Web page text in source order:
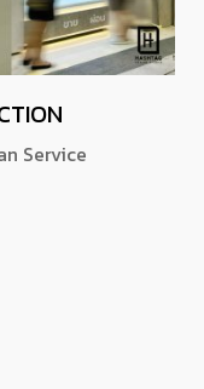
Service